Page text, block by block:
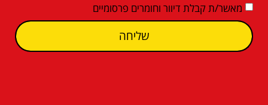
מאשר/ת קבלת דיוור וחומרים פרסומיים
שליחה